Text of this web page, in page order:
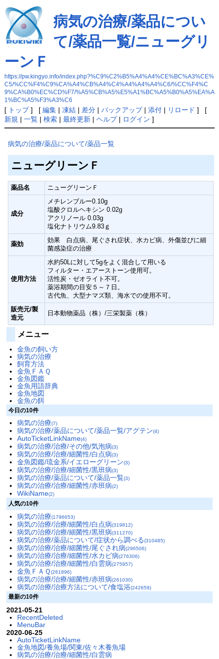
病気の治療/薬品につい
て/薬品一覧/ニューグリ
ーンＦ
https://pw.kingyo.info/index.php?%C9%C2%B5%A4%A4%CE%BC%A3%CE%
C5/%CC%F4%C9%CA%A4%CB%A4%C4%A4%A4%A4%C6/%CC%F4%C
9%CA%B0%EC%CD%F7/%A5%CB%A5%E5%A1%BC%A5%B0%A5%EA%A
1%BC%A5%F3%A3%C6
[ トップ] [ 編集| 凍結| 差分| バックアップ| 添付| リロード ] [
新規 | 一覧| 検索| 最終更新| ヘルプ| ログイン ]
病気の治療/薬品について/薬品一覧
ニューグリーンＦ
薬品名 ニューグリーンＦ
成分
メチレンブルー0.10g
塩酸クロルヘキシン 0.02g
アクリノール 0.03g
塩化ナトリウム9.83ｇ
薬効
効果 白点病、尾ぐされ症状、水カビ病、外傷並びに細
菌感染症の治療
使用方法
水約50Lに対して5gをよく混合して用いる
フィルター・エアーストーン使用可。
活性炭・ゼオライト不可。
薬浴期間の目安５～７日。
古代魚、大型ナマズ類、海水での使用不可。
販売元/製
造元
日本動物薬品（株）/三栄製薬（株）
メニュー
金魚の飼い方
病気の治療
飼育方法
金魚ＦＡＱ
金魚図鑑
金魚用語辞典
金魚地図
金魚の餌
今日の10件
病気の治療(7)
病気の治療/薬品について/薬品一覧/アグテン(4)
AutoTicketLinkName(4)
病気の治療/治療/その他/気泡病(3)
病気の治療/治療/細菌性/白点病(3)
金魚図鑑/琉金系/イエローグリーン(3)
病気の治療/治療/細菌性/黒班病(3)
病気の治療/薬品について/薬品一覧(3)
病気の治療/治療/細菌性/赤班病(2)
WikiName(2)
人気の10件
病気の治療(1796653)
病気の治療/治療/細菌性/白点病(319812)
病気の治療/治療/細菌性/黒班病(311270)
病気の治療/薬品について/症状から調べる(310485)
病気の治療/治療/細菌性/尾ぐされ病(296506)
病気の治療/治療/細菌性/水カビ病(276306)
病気の治療/治療/細菌性/白雲病(275957)
金魚ＦＡＱ(261896)
病気の治療/治療/細菌性/赤班病(261030)
病気の治療/治療方法について/食塩浴(242659)
最新の10件
2021-05-21
RecentDeleted
MenuBar
2020-06-25
AutoTicketLinkName
金魚地図/養魚場/関東/佐々木養魚場
病気の治療/治療/細菌性/白雲病